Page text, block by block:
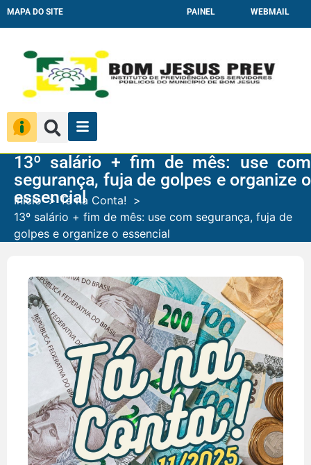
MAPA DO SITE PAINEL WEBMAIL
13º salário + fim de mês: use com
segurança, fuja de golpes e organize o
essencial
Início
Tá na Conta!
13º salário + fim de mês: use com segurança, fuja de
golpes e organize o essencial